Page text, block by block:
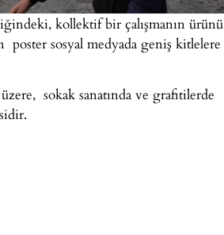
kollektif bir çalışmanın ürünü
poster sosyal medyada geniş kitlelere
sokak sanatında ve grafitilerde